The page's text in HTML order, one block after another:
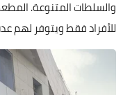
والسلطات المتنوعة.
للأفراد فقط ويتوفر لهم